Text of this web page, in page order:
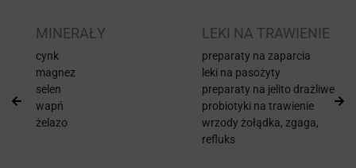
MINERAŁY
cynk
magnez
selen
wapń
żelazo
LEKI NA TRAWIENIE
preparaty na zaparcia
leki na pasożyty
preparaty na jelito drażliwe
probiotyki na trawienie
wrzody żołądka, zgaga,
refluks